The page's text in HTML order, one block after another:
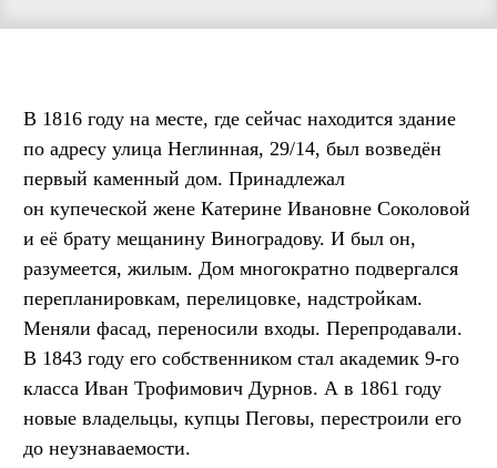
В 1816 году на месте, где сейчас находится здание
по адресу улица Неглинная, 29/14, был возведён
первый каменный дом. Принадлежал
он купеческой жене Катерине Ивановне Соколовой
и её брату мещанину Виноградову. И был он,
разумеется, жилым. Дом многократно подвергался
перепланировкам, перелицовке, надстройкам.
Меняли фасад, переносили входы. Перепродавали.
В 1843 году его собственником стал академик 9-го
класса Иван Трофимович Дурнов. А в 1861 году
новые владельцы, купцы Пеговы, перестроили его
до неузнаваемости.